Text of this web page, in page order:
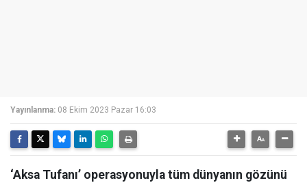
Yayınlanma: 08 Ekim 2023 Pazar 16:03
‘Aksa Tufanı’ operasyonuyla tüm dünyanın gözünü